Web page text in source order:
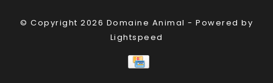
© Copyright 2026 Domaine Animal - Powered by
Lightspeed